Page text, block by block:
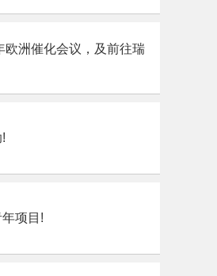
欧洲催化会议，及前往瑞
项目!